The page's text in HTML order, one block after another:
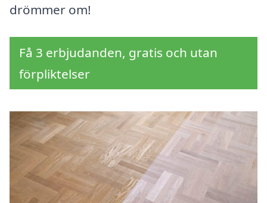
drömmer om!
Få 3 erbjudanden, gratis och utan
förpliktelser